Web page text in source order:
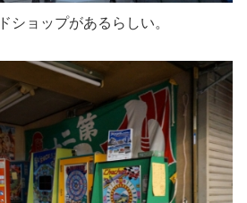
ショップがあるらしい。